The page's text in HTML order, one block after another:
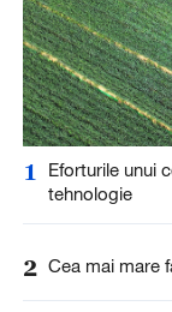
1
Eforturile unui
tehnologie
2 Cea mai mare